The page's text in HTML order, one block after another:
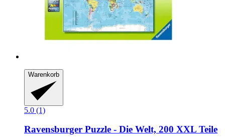
Warenkorb
5.0 (1)
Ravensburger Puzzle -​ Die Welt, 200 XXL Teile